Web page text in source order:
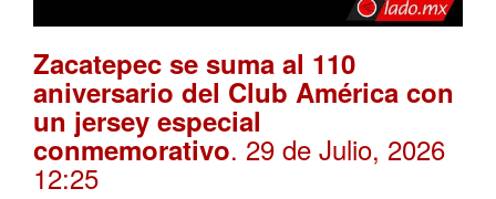
Zacatepec se suma al 110
aniversario del Club América con
un jersey especial
conmemorativo. 29 de Julio, 2026
12:25